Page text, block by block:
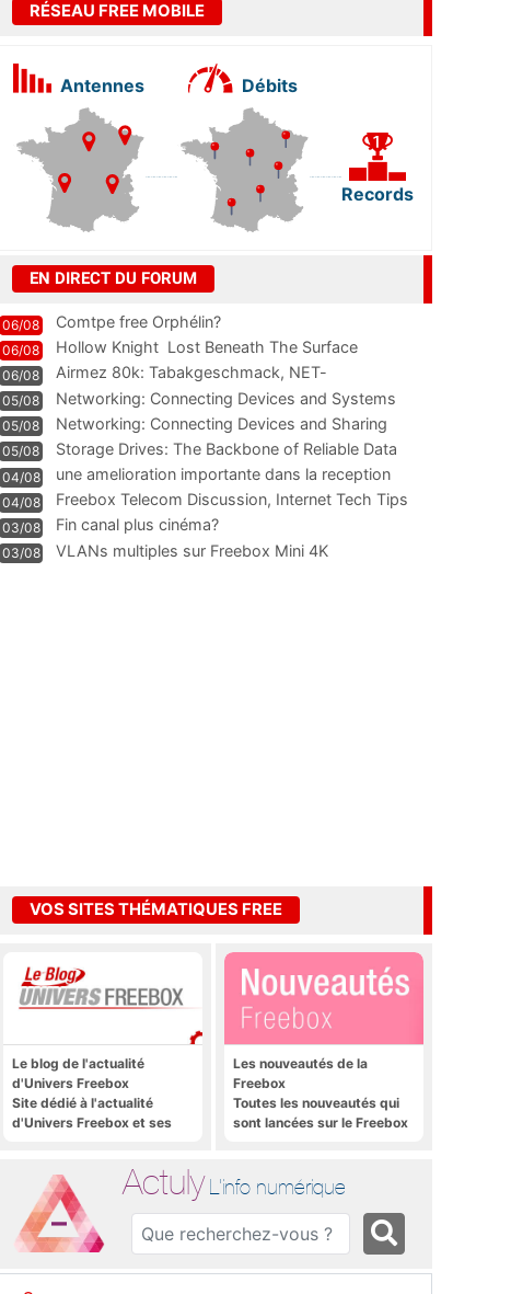
RÉSEAU FREE MOBILE
Antennes Débits
Records
EN DIRECT DU FORUM
06/08 Comtpe free Orphélin?
06/08 Hollow Knight  Lost Beneath The Surface
06/08
Airmez 80k: Tabakgeschmack, NET-
Technologie und Leistung im
05/08 Networking: Connecting Devices and Systems
05/08
Networking: Connecting Devices and Sharing
Information
05/08
Storage Drives: The Backbone of Reliable Data
Management
04/08
une amelioration importante dans la reception
WIFI
04/08
Freebox Telecom Discussion, Internet Tech Tips
Communi
03/08 Fin canal plus cinéma?
03/08 VLANs multiples sur Freebox Mini 4K
VOS SITES THÉMATIQUES FREE
Le blog de l'actualité
d'Univers Freebox
Site dédié à l'actualité
d'Univers Freebox et ses
thématiques Actuly, à
Freezone, etc.
Les nouveautés de la
Freebox
Toutes les nouveautés qui
sont lancées sur le Freebox
Actuly L'info numérique